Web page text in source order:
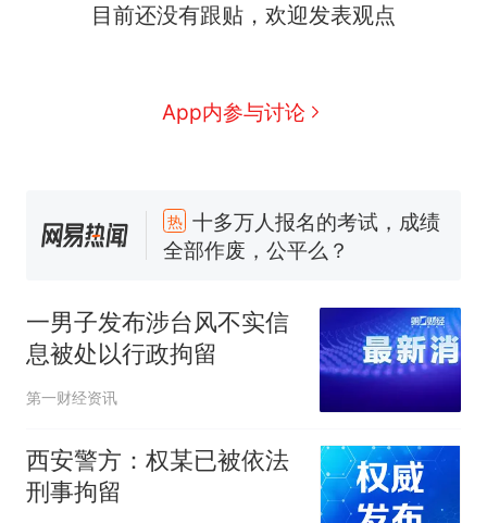
目前还没有跟贴，欢迎发表观点
App内参与讨论
新 全球唯一没有法定首都的国
家，刚改国名，总统就邀请中
线一圈，还曾两次到中国寻根
母瘫痪 轰-6J实力有多强？
5万的小车卖不动，40万以上
的抢着买
空调24小时开着反而更省电？
大雨将至一家老小6分钟抢收完
一男子发布涉台风不实信
息被处以行政拘留
第一财经资讯
西安警方：权某已被依法
刑事拘留